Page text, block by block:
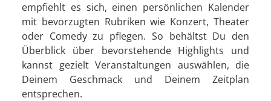
empfiehlt es sich, einen persönlichen Kalender
mit bevorzugten Rubriken wie Konzert, Theater
oder Comedy zu pflegen. So behältst Du den
Überblick über bevorstehende Highlights und
kannst gezielt Veranstaltungen auswählen, die
Deinem Geschmack und Deinem Zeitplan
entsprechen.